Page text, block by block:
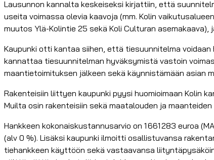
Lausunnon kannalta keskeiseksi kirjattiin, että
useita voimassa olevia kaavoja (mm. Kolin
muutos Ylä-Kolintie 25 sekä Koli Culturan
Kaupunki otti kantaa siihen, että tiesuunnitelma
kannattaa tiesuunnitelman hyväksymistä vastoin
maantietoimituksen jälkeen sekä käynnistämään asian
Rakenteisiin liittyen kaupunki pyysi huomioimaan Kolin
Muilta osin rakenteisiin sekä maatalouden ja
Hankkeen kokonaiskustannusarvio on 1 661 283 euroa
(alv 0 %). Lisäksi kaupunki ilmoitti osallistuvansa
tiehankkeen käyttöön sekä vastaavansa